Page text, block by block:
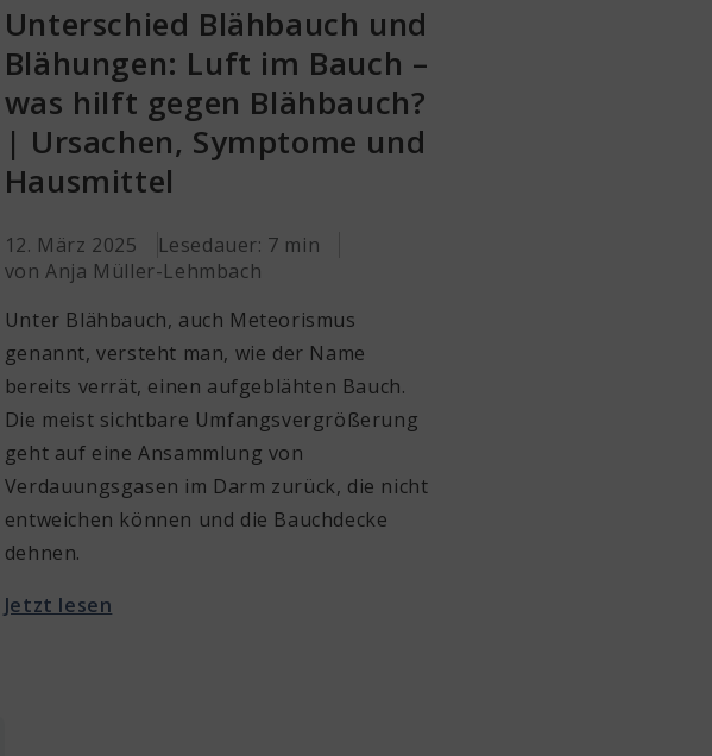
Unterschied Blähbauch und
Blähungen: Luft im Bauch –
was hilft gegen Blähbauch?
| Ursachen, Symptome und
Hausmittel
12. März 2025
Lesedauer: 7 min
von Anja Müller-Lehmbach
Unter Blähbauch, auch Meteorismus
genannt, versteht man, wie der Name
bereits verrät, einen aufgeblähten Bauch.
Die meist sichtbare Umfangsvergrößerung
geht auf eine Ansammlung von
Verdauungsgasen im Darm zurück, die nicht
entweichen können und die Bauchdecke
dehnen.
Jetzt lesen